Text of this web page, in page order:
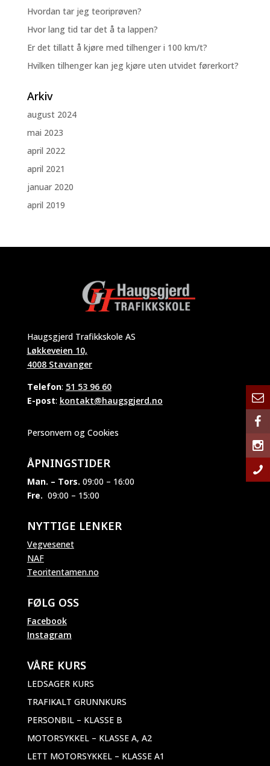
Hvordan tar jeg teoriprøven?
Hvor lang tid tar det å ta lappen?
Er det tillatt å kjøre med tilhenger i 100 km/t?
Hvilken tilhenger kan jeg kjøre uten utvidet førerkort?
Arkiv
august 2024
mai 2023
april 2022
april 2021
januar 2020
april 2019
Haugsgjerd Trafikkskole AS
Løkkeveien 10,
4008 Stavanger
Telefon: 51 53 96 60
E-post: kontakt@haugsgjerd.no
Personvern og Cookies
ÅPNINGSTIDER
Man. – Tors. 09:00 – 16:00
Fre. 09:00 – 15:00
NYTTIGE LENKER
Vegvesenet
NAF
Teoritentamen.no
FØLG OSS
Facebook
Instagram
VÅRE KURS
LEDSAGER KURS
TRAFIKALT GRUNNKURS
PERSONBIL – KLASSE B
MOTORSYKKEL – KLASSE A, A2
LETT MOTORSYKKEL – KLASSE A1